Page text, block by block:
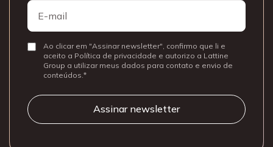
E-
mail
ConsentirAo clicar em "Assinar newsletter", confirmo que li e
aceito a Política de privacidade e autorizo a Lattine
Group a utilizar meus dados para contato e envio de
conteúdos.